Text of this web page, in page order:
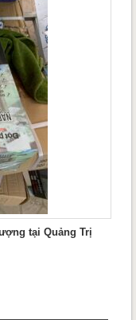
tại Quảng Trị